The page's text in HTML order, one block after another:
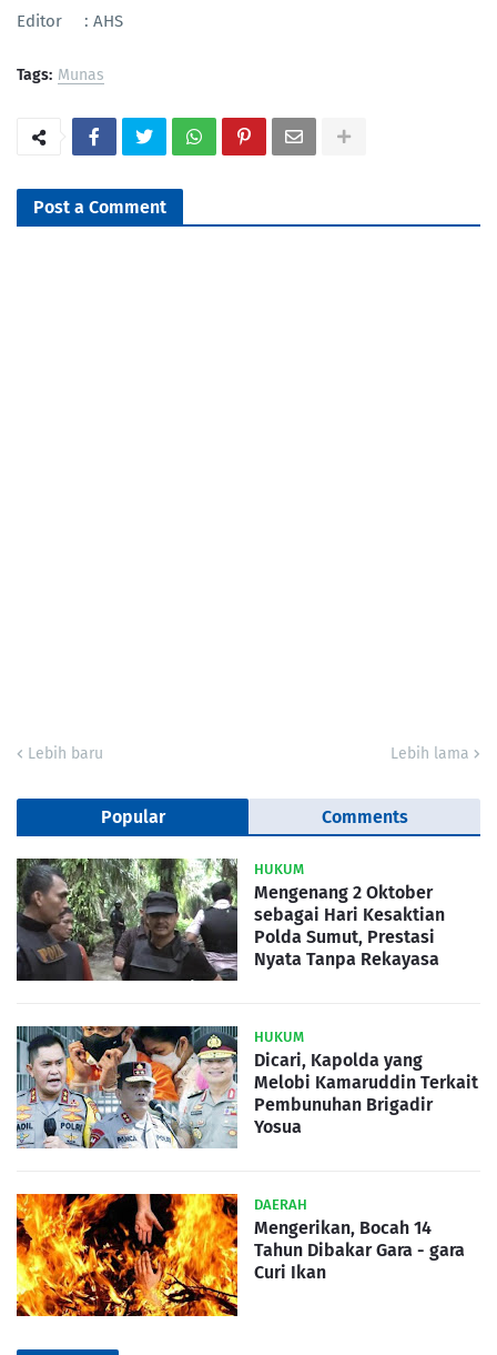
Editor : AHS
Tags: Munas
Post a Comment
Lebih baru Lebih lama
Popular Comments
HUKUM
Mengenang 2 Oktober
sebagai Hari Kesaktian
Polda Sumut, Prestasi
Nyata Tanpa Rekayasa
HUKUM
Dicari, Kapolda yang
Melobi Kamaruddin Terkait
Pembunuhan Brigadir
Yosua
DAERAH
Mengerikan, Bocah 14
Tahun Dibakar Gara - gara
Curi Ikan